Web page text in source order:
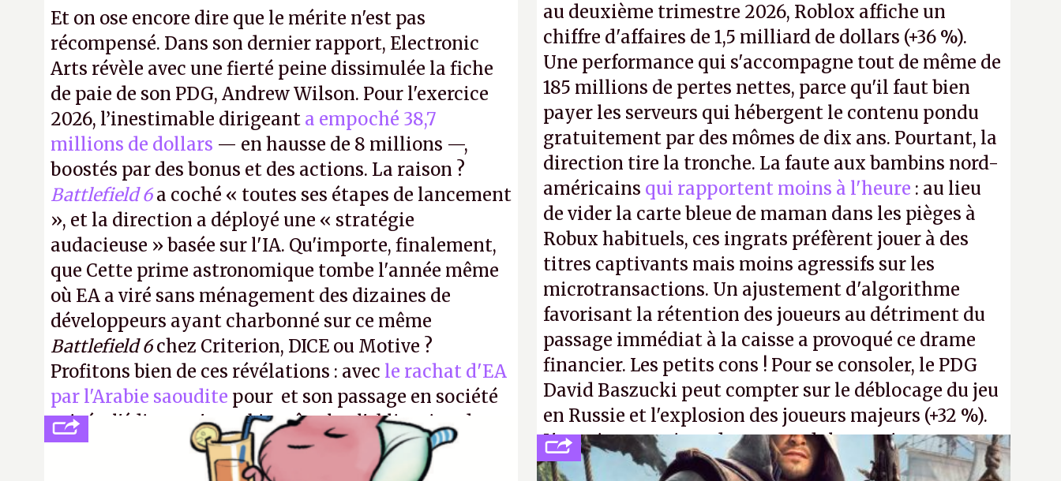
Et on ose encore dire que le mérite n'est pas
récompensé. Dans son dernier rapport, Electronic
Arts révèle avec une fierté peine dissimulée la fiche
de paie de son PDG, Andrew Wilson. Pour l'exercice
2026, l’inestimable dirigeant a empoché 38,7
millions de dollars — en hausse de 8 millions —,
boostés par des bonus et des actions. La raison ?
Battlefield 6a coché « toutes ses étapes de lancement
», et la direction a déployé une « stratégie
audacieuse » basée sur l'IA. Qu'importe, finalement,
que Cette prime astronomique tombe l'année même
où EA a viré sans ménagement des dizaines de
développeurs ayant charbonné sur ce même
Battlefield 6chez Criterion, DICE ou Motive ?
Profitons bien de ces révélations : avec le rachat d'EA
par l'Arabie saoudite pour et son passage en société
privée, l'éditeur n'aura bientôt plus l'obligation de
publier ses bilans. Encore une victoire pour la
au deuxième trimestre 2026, Roblox affiche un
chiffre d'affaires de 1,5 milliard de dollars (+36 %).
Une performance qui s'accompagne tout de même de
185 millions de pertes nettes, parce qu'il faut bien
payer les serveurs qui hébergent le contenu pondu
gratuitement par des mômes de dix ans. Pourtant, la
direction tire la tronche. La faute aux bambins nord-
américains qui rapportent moins à l'heure : au lieu
de vider la carte bleue de maman dans les pièges à
Robux habituels, ces ingrats préfèrent jouer à des
titres captivants mais moins agressifs sur les
microtransactions. Un ajustement d'algorithme
favorisant la rétention des joueurs au détriment du
passage immédiat à la caisse a provoqué ce drame
financier. Les petits cons ! Pour se consoler, le PDG
David Baszucki peut compter sur le déblocage du jeu
en Russie et l'explosion des joueurs majeurs (+32 %).
L'avenir appartient donc aux adultes, qui ne sont
jamais que des enfants avec du pouvoir d'achat.P.